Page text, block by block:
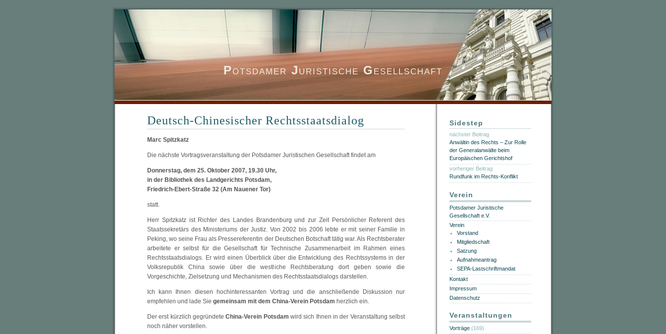
Potsdamer JuristischeGesellschaft
Deutsch-Chinesischer Rechtsstaatsdialog
Marc Spitzkatz
Die nächste Vortragsveranstaltung der Potsdamer Juristischen Gesellschaft findet am
Donnerstag, dem 25. Oktober 2007, 19.30 Uhr,
in der Bibliothek des Landgerichts Potsdam,
Friedrich-Ebert-Straße 32 (Am Nauener Tor)
statt.
Herr Spitzkatz ist Richter des Landes Brandenburg und zur Zeit Persönlicher Referent des
Staatssekretärs des Ministeriums der Justiz. Von 2002 bis 2006 lebte er mit seiner Familie in
Peking, wo seine Frau als Pressereferentin der Deutschen Botschaft tätig war. Als Rechtsberater
arbeitete er selbst für die Gesellschaft für Technische Zusammenarbeit im Rahmen eines
Rechtsstaatsdialogs. Er wird einen Überblick über die Entwicklung des Rechtssystems in der
Volksrepublik China sowie über die westliche Rechtsberatung dort geben sowie die
Vorgeschichte, Zielsetzung und Mechanismen des Rechtsstaatsdialogs darstellen.
Ich kann Ihnen diesen hochinteressanten Vortrag und die anschließende Diskussion nur
empfehlen und lade Sie gemeinsam mit dem China-Verein Potsdam herzlich ein.
Der erst kürzlich gegründeteChina-Verein Potsdam wird sich Ihnen in der Veranstaltung selbst
noch näher vorstellen.
Sidestep
nächster Beitrag
Anwältin des Rechts – Zur Rolle
der Generalanwälte beim
Europäischen Gerichtshof
vorheriger Beitrag
Rundfunk im Rechts-Konflikt
Verein
Potsdamer Juristische
Gesellschaft e.V.
Verein
Vorstand
Mitgliedschaft
Satzung
Aufnahmeantrag
SEPA-Lastschriftmandat
Kontakt
Impressum
Datenschutz
Veranstaltungen
Vorträge (169)